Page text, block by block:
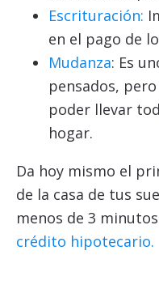
Escrituración:
en el pago de
Mudanza: Es
pensados,
poder llevar
hogar.
Da hoy mismo el
de la casa de tus
menos de 3
crédito hipotecario.